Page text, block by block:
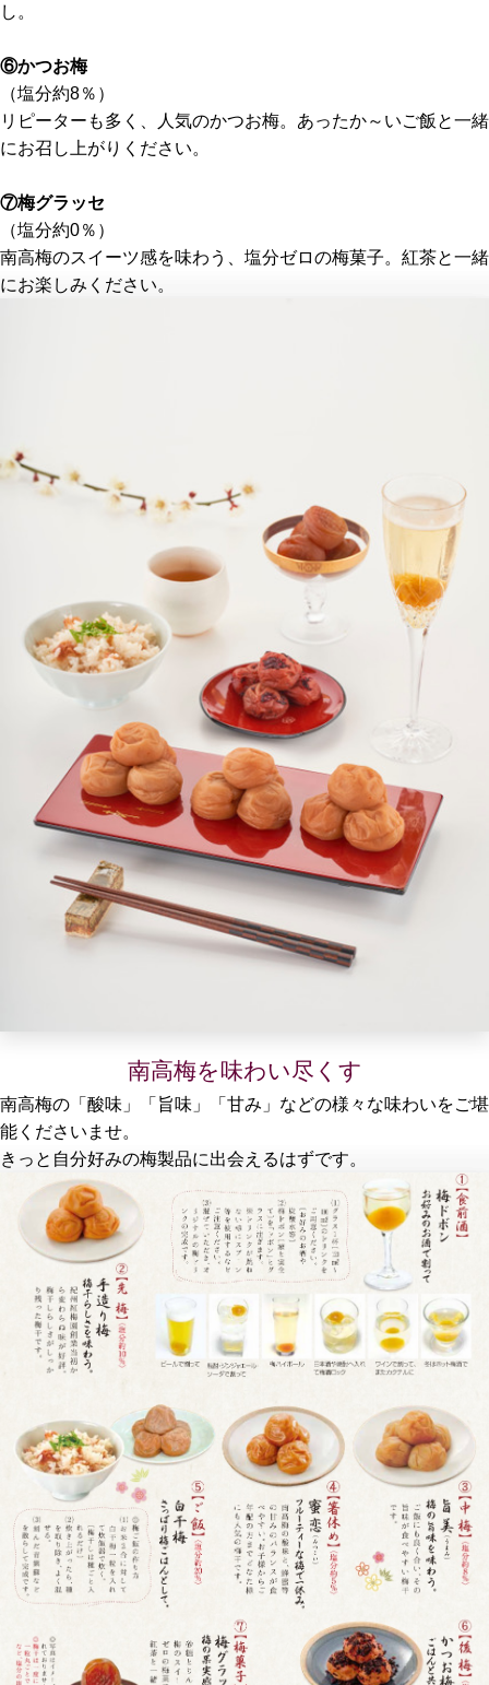
し。
⑥かつお梅
（塩分約8％）
リピーターも多く、人気のかつお梅。あったか～いご飯と一緒
にお召し上がりください。
⑦梅グラッセ
（塩分約0％）
南高梅のスイーツ感を味わう、塩分ゼロの梅菓子。紅茶と一緒
にお楽しみください。
南高梅を味わい尽くす
南高梅の「酸味」「旨味」「甘み」などの様々な味わいをご堪
能くださいませ。
きっと自分好みの梅製品に出会えるはずです。